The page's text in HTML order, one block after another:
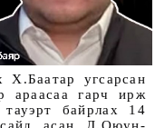
угсарсан
араасаа гарч ирж
байрлах 14